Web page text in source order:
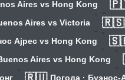
Aires vs Hong Kong
Aires vs Victoria 🇷🇸
Ајрес vs Hong Kong
Aires vs Hong Kong
Погода · Буэнос-